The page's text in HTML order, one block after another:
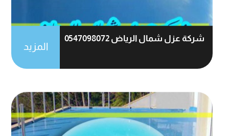
شركة عزل شمال الرياض 0547098072
المزيد